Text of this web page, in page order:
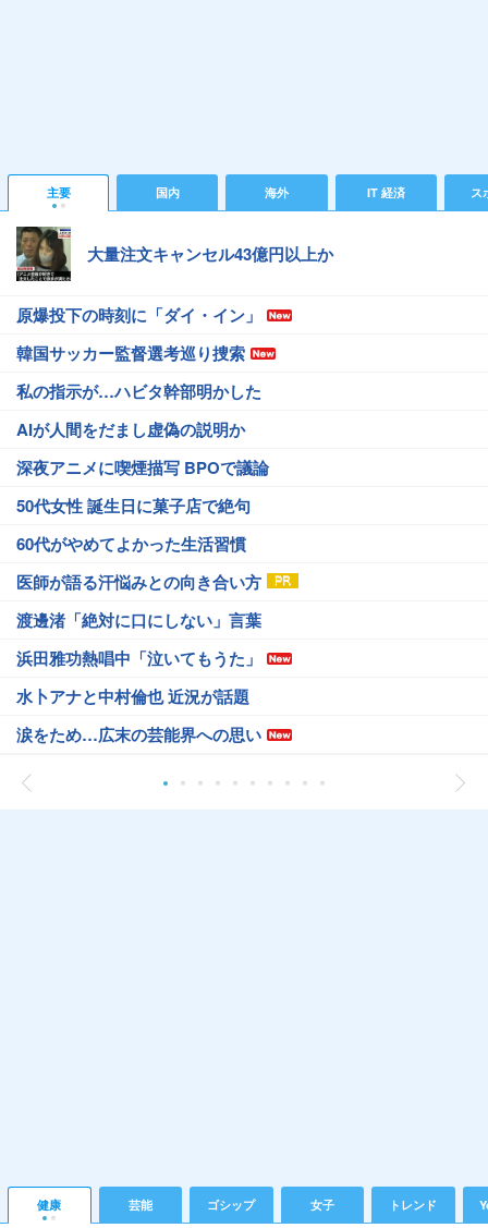
主要 国内 海外 IT 経済 ス
大量注文キャンセル43億円以上か
原爆投下の時刻に「ダイ・イン」
韓国サッカー監督選考巡り捜索
私の指示が…ハビタ幹部明かした
AIが人間をだまし虚偽の説明か
深夜アニメに喫煙描写 BPOで議論
50代女性 誕生日に菓子店で絶句
60代がやめてよかった生活習慣
医師が語る汗悩みとの向き合い方
渡邊渚「絶対に口にしない」言葉
浜田雅功熱唱中「泣いてもうた」
水卜アナと中村倫也 近況が話題
涙をため…広末の芸能界への思い
健康 芸能 ゴシップ 女子 トレンド